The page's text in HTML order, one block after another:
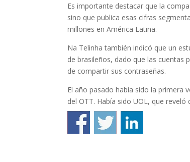
Es importante destacar que la
sino que publica esas cifras
millones en América Latina.
Na Telinha también indicó que un
de brasileños, dado que las cuentas
de compartir sus contraseñas.
El año pasado había sido la primera
del OTT. Había sido UOL, que